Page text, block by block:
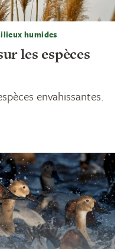
humides
les espèces
envahissantes.